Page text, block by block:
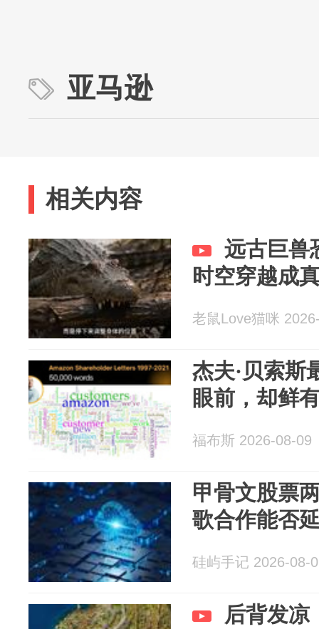
亚马逊
相关内容
远古巨兽
时空穿越成
老鼠Love猫咪
杰夫·贝索斯
眼前，却鲜
福布斯 2026-08-09
甲骨文股票
歌合作能否
硅屿手记 2026-08-
后背发凉